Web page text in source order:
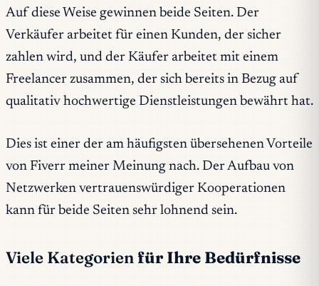
Auf diese Weise gewinnen beide Seiten. Der
Verkäufer arbeitet für einen Kunden, der sicher
zahlen wird, und der Käufer arbeitet mit einem
Freelancer zusammen, der sich bereits in Bezug auf
qualitativ hochwertige Dienstleistungen bewährt hat.
Dies ist einer der am häufigsten übersehenen Vorteile
von Fiverr meiner Meinung nach. Der Aufbau von
Netzwerken vertrauenswürdiger Kooperationen
kann für beide Seiten sehr lohnend sein.
Viele Kategorienfür Ihre Bedürfnisse